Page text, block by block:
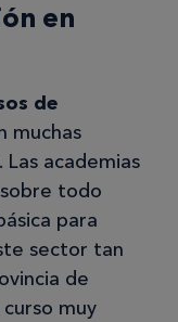
en
de
muchas
Las academias
todo
para
sector tan
de
muy